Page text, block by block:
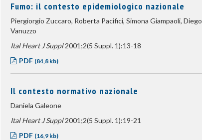
Fumo: il contesto epidemiologico nazionale
Piergiorgio Zuccaro, Roberta Pacifici, Simona Giampaoli, Diego
Vanuzzo
Ital Heart J Suppl2001;2(5 Suppl. 1):13-18
PDF (84,8 kb)
Il contesto normativo nazionale
Daniela Galeone
Ital Heart J Suppl2001;2(5 Suppl. 1):19-21
PDF (16,9 kb)